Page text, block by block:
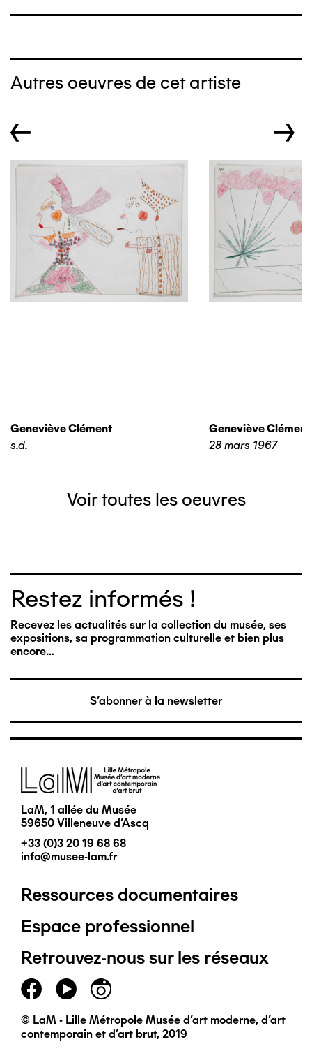
Autres oeuvres de cet artiste
← →
Geneviève Clément
s.d.
Geneviève Clément
28 mars 1967
Voir toutes les oeuvres
Restez informés !
Recevez les actualités sur la collection du musée, ses
expositions, sa programmation culturelle et bien plus
encore…
S'abonner à la newsletter
Image
LaM, 1 allée du Musée
59650 Villeneuve d'Ascq
+33 (0)3 20 19 68 68
info@musee-lam.fr
Pied
de
page
principal
Ressources documentaires
Espace professionnel
Retrouvez-nous sur les réseaux
© LaM - Lille Métropole Musée d'art moderne, d'art
contemporain et d'art brut, 2019